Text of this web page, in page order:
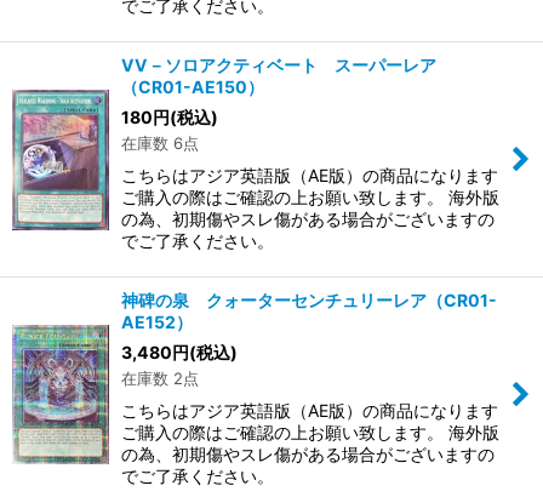
でご了承ください。
VV－ソロアクティベート スーパーレア
（CR01-AE150）
180円(税込)
在庫数 6点
こちらはアジア英語版（AE版）の商品になります
ご購入の際はご確認の上お願い致します。 海外版
の為、初期傷やスレ傷がある場合がございますの
でご了承ください。
神碑の泉 クォーターセンチュリーレア（CR01-
AE152）
3,480円(税込)
在庫数 2点
こちらはアジア英語版（AE版）の商品になります
ご購入の際はご確認の上お願い致します。 海外版
の為、初期傷やスレ傷がある場合がございますの
でご了承ください。